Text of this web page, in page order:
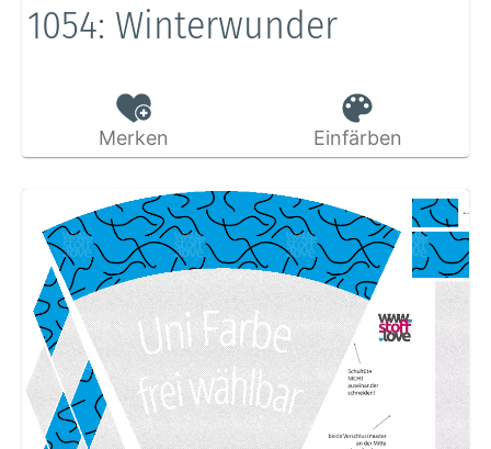
1054: Winterwunder
Merken Einfärben